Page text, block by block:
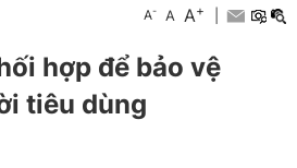
A- A A+
hợp để bảo vệ
tiêu dùng